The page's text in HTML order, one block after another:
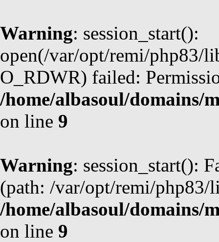
Warning: session_start():
open(/var/opt/remi/php83/
O_RDWR) failed:
/home/albasoul/domains/
on line 9
Warning: session_start():
(path: /var/opt/remi/php83/
/home/albasoul/domains/
on line 9